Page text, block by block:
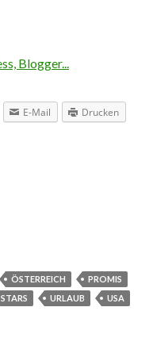
E-Mail Drucken
ÖSTERREICH
PROMIS
STARS URLAUB
USA